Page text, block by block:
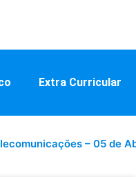
Extra Curricular
– 05 de